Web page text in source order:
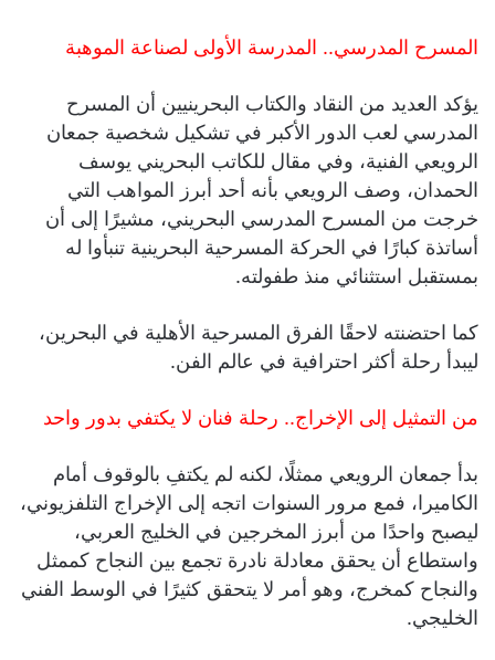
المسرح المدرسي.. المدرسة الأولى لصناعة الموهبة
يؤكد العديد من النقاد والكتاب البحرينيين أن المسرح
المدرسي لعب الدور الأكبر في تشكيل شخصية جمعان
الرويعي الفنية، وفي مقال للكاتب البحريني يوسف
الحمدان، وصف الرويعي بأنه أحد أبرز المواهب التي
خرجت من المسرح المدرسي البحريني، مشيرًا إلى أن
أساتذة كبارًا في الحركة المسرحية البحرينية تنبأوا له
بمستقبل استثنائي منذ طفولته.
كما احتضنته لاحقًا الفرق المسرحية الأهلية في البحرين،
ليبدأ رحلة أكثر احترافية في عالم الفن.
من التمثيل إلى الإخراج.. رحلة فنان لا يكتفي بدور واحد
بدأ جمعان الرويعي ممثلًا، لكنه لم يكتفِ بالوقوف أمام
الكاميرا، فمع مرور السنوات اتجه إلى الإخراج التلفزيوني،
ليصبح واحدًا من أبرز المخرجين في الخليج العربي،
واستطاع أن يحقق معادلة نادرة تجمع بين النجاح كممثل
والنجاح كمخرج، وهو أمر لا يتحقق كثيرًا في الوسط الفني
الخليجي.